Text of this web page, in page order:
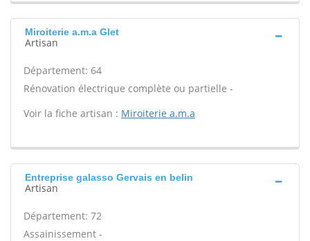
Miroiterie a.m.a Glet
Artisan
Département: 64
Rénovation électrique complète ou partielle -
Voir la fiche artisan : Miroiterie a.m.a
Entreprise galasso Gervais en belin
Artisan
Département: 72
Assainissement -